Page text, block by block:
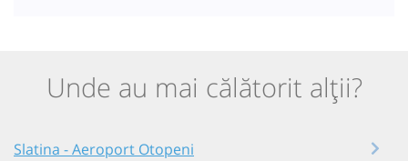
Unde au mai călătorit alții?
Slatina - Aeroport Otopeni